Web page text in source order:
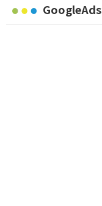
GoogleAds